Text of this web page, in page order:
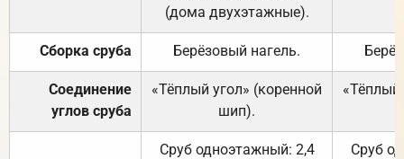
(дома двухэтажные).
Сборка сруба Берёзовый нагель.
Соединение
углов сруба
«Тёплый угол» (коренной
шип).
«Тёплый
Сруб одноэтажный: 2,4
Сруб